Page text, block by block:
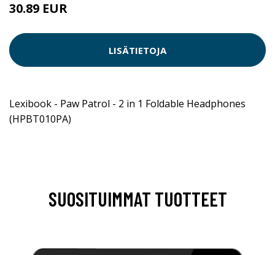
30.89 EUR
LISÄTIETOJA
Lexibook - Paw Patrol - 2 in 1 Foldable Headphones
(HPBT010PA)
SUOSITUIMMAT TUOTTEET